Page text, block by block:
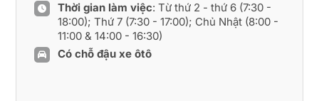
Thời gian làm việc: Từ thứ 2 - thứ 6 (7:30 -
18:00); Thứ 7 (7:30 - 17:00); Chủ Nhật (8:00 -
11:00 & 14:00 - 16:30)
Có chỗ đậu xe ôtô